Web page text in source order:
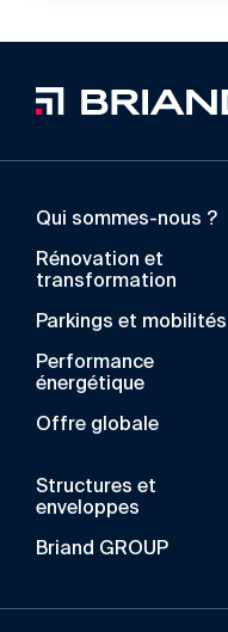
Qui sommes-nous ?
Rénovation et
transformation
Parkings et mobilités
Performance
énergétique
Offre globale
Structures et
enveloppes
Briand GROUP